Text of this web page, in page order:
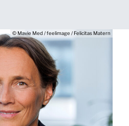
© Mavie Med / feelimage / Felicitas Matern